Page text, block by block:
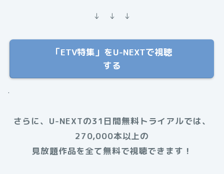
↓ ↓ ↓
「ETV特集」をU-NEXTで視聴
する
.
さらに、U-NEXTの31日間無料トライアルでは、
270,000本以上の
見放題作品を全て無料で視聴できます！